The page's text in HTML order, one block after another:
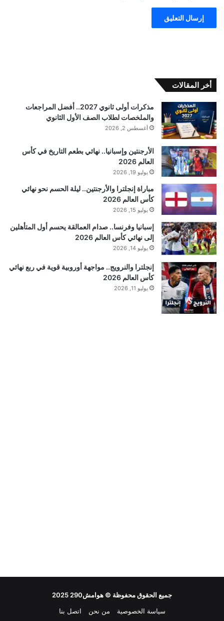
أخر المقالات
مذكرات أولى ثانوي 2027.. أفضل المراجعات
والملخصات لطلاب الصف الأول الثانوي
أغسطس 2, 2026
الأرجنتين وإسبانيا.. نهائي بطعم التاريخ في كأس
العالم 2026
يوليو 19, 2026
مباراة إنجلترا والأرجنتين.. ليلة الحسم نحو نهائي
كأس العالم 2026
يوليو 15, 2026
إسبانيا وفرنسا.. صدام العمالقة يحسم أول المتأهلين
إلى نهائي كأس العالم 2026
يوليو 14, 2026
إنجلترا والنرويج.. مواجهة أوروبية قوية في ربع نهائي
كأس العالم 2026
يوليو 11, 2026
جميع الحقوق محفوظة © هوامش290
سياسة الخصوصية
من نحن اتصل بنا